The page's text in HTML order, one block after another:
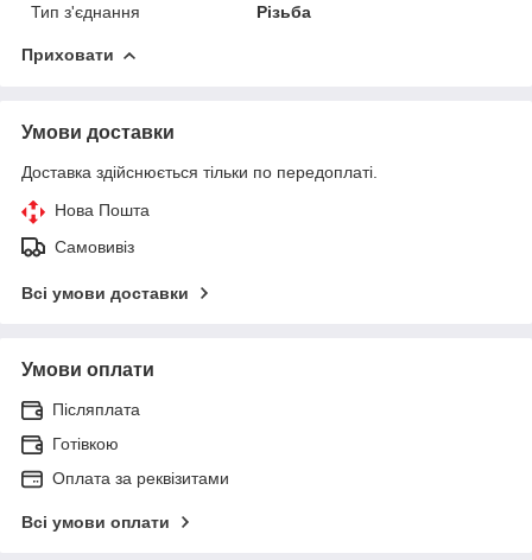
Тип з'єднання
Різьба
Приховати
Умови доставки
Доставка здійснюється тільки по передоплаті.
Нова Пошта
Самовивіз
Всі умови доставки
Умови оплати
Післяплата
Готівкою
Оплата за реквізитами
Всі умови оплати